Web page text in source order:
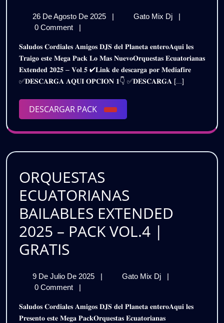
EXTENDED
2K25
–
PACK
VOL.5
|
Lo
Mas
Nuevo
/
Gratis
26 De Agosto De 2025
26
De
2025
| Gato Mix Dj
ORQUESTAS
2K25
–
PACK
VOL.5
|
0 Comment
|
𝐒𝐚𝐥𝐮𝐝𝐨𝐬 𝐂𝐨𝐫𝐝𝐢𝐚𝐥𝐞𝐬 𝐀𝐦𝐢𝐠𝐨𝐬 𝐃𝐉𝐒 𝐝𝐞𝐥 𝐏𝐥𝐚𝐧𝐞𝐭𝐚 𝐞𝐧𝐭𝐞𝐫𝐨𝐀𝐪𝐮𝐢 𝐥𝐞𝐬
𝐓𝐫𝐚𝐢𝐠𝐨 𝐞𝐬𝐭𝐞 𝐌𝐞𝐠𝐚 𝐏𝐚𝐜𝐤 𝐋𝐨 𝐌𝐚𝐬 𝐍𝐮𝐞𝐯𝐨𝐎𝐫𝐪𝐮𝐞𝐬𝐭𝐚𝐬 𝐄𝐜𝐮𝐚𝐭𝐨𝐫𝐢𝐚𝐧𝐚𝐬
𝐄𝐱𝐭𝐞𝐧𝐝𝐞𝐝 𝟐𝟎𝟐𝟓 – 𝐕𝐨𝐥.𝟓 ✔𝐋𝐢𝐧𝐤 𝐝𝐞 𝐝𝐞𝐬𝐜𝐚𝐫𝐠𝐚 𝐩𝐨𝐫 𝐌𝐞𝐝𝐢𝐚𝐟𝐢𝐫𝐞
✅𝐃𝐄𝐒𝐂𝐀𝐑𝐆𝐀 𝐀𝐐𝐔𝐈 𝐎𝐏𝐂𝐈𝐎𝐍 𝟏👇 ✅𝐃𝐄𝐒𝐂𝐀𝐑𝐆𝐀 [...]
DESCARGAR PACK
DESCARGAR
PACK
ORQUESTAS
ECUATORIANAS
BAILABLES EXTENDED
2025 – PACK VOL.4 |
GRATIS
BAILABLES
EXTENDED
9 De Julio De 2025
De
2025
| Gato Mix Dj
ORQUESTAS
EXTENDED
2025
|
0 Comment
|
𝐒𝐚𝐥𝐮𝐝𝐨𝐬 𝐂𝐨𝐫𝐝𝐢𝐚𝐥𝐞𝐬 𝐀𝐦𝐢𝐠𝐨𝐬 𝐃𝐉𝐒 𝐝𝐞𝐥 𝐏𝐥𝐚𝐧𝐞𝐭𝐚 𝐞𝐧𝐭𝐞𝐫𝐨𝐀𝐪𝐮𝐢 𝐥𝐞𝐬
𝐏𝐫𝐞𝐬𝐞𝐧𝐭𝐨 𝐞𝐬𝐭𝐞 𝐌𝐞𝐠𝐚 𝐏𝐚𝐜𝐤𝐎𝐫𝐪𝐮𝐞𝐬𝐭𝐚𝐬 𝐄𝐜𝐮𝐚𝐭𝐨𝐫𝐢𝐚𝐧𝐚𝐬